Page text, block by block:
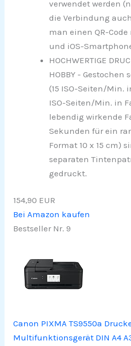
verwendet werden
die Verbindung
man einen QR-
und iOS-
HOCHWERTIGE
HOBBY -
(15 ISO-Seiten/Min.
ISO-Seiten/Min. in
lebendig wirkende
Sekunden für ein
Format 10 x 15 cm)
separaten
gedruckt.
154,90 EUR
Bei Amazon kaufen
Bestseller Nr. 9
Canon PIXMA TS9550a
Multifunktionsgerät DIN A4